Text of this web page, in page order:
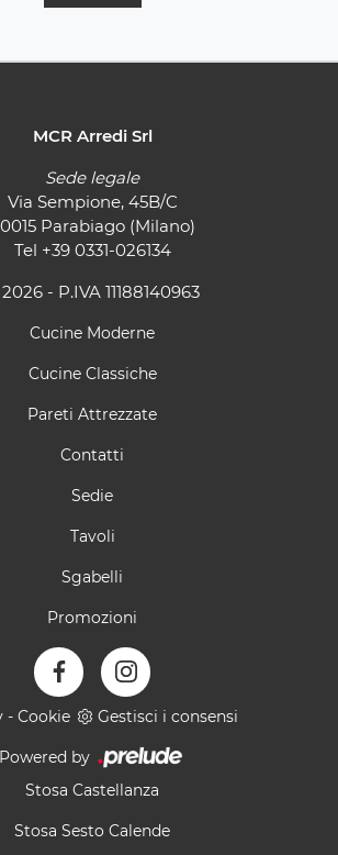
MCR Arredi Srl
Sede legale
Via Sempione, 45B/C
Parabiago (Milano)
Tel +39 0331-026134
- P.IVA 11188140963
Cucine Moderne
Cucine Classiche
Pareti Attrezzate
Contatti
Sedie
Tavoli
Sgabelli
Promozioni
- Cookie Gestisci i consensi
Powered by
Stosa Castellanza
Stosa Sesto Calende